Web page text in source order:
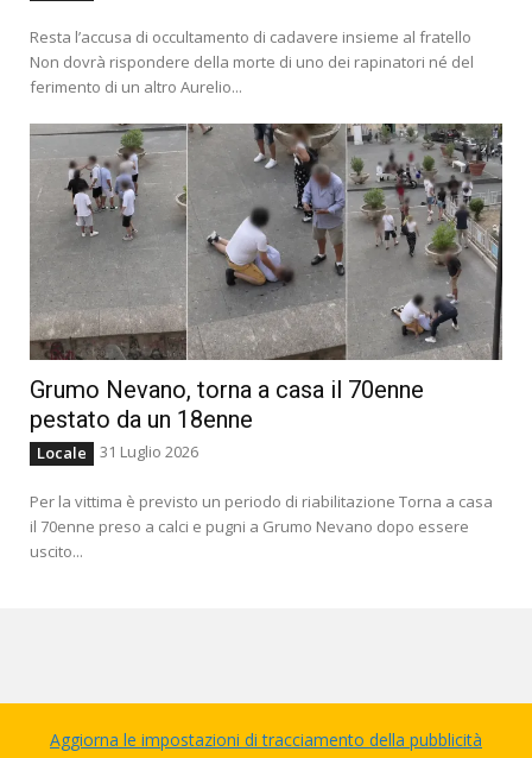
Resta l’accusa di occultamento di cadavere insieme al fratello
Non dovrà rispondere della morte di uno dei rapinatori né del
ferimento di un altro Aurelio...
Grumo Nevano, torna a casa il 70enne
pestato da un 18enne
Locale 31 Luglio 2026
Per la vittima è previsto un periodo di riabilitazione Torna a casa
il 70enne preso a calci e pugni a Grumo Nevano dopo essere
uscito...
Aggiorna le impostazioni di tracciamento della pubblicità